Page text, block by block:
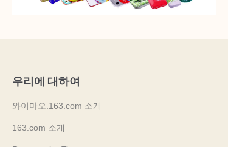
우리에 대하여
와이마오.163.com 소개
163.com 소개